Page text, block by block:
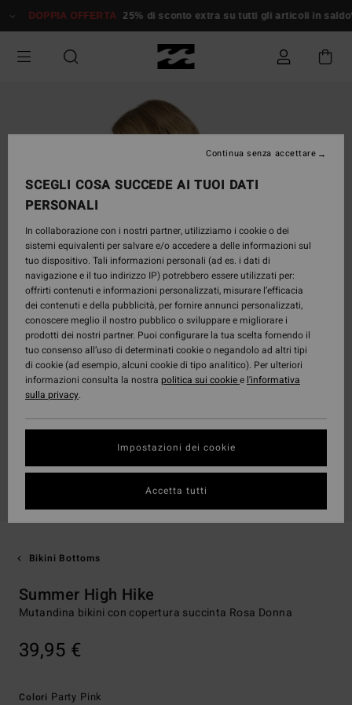
alle
prodotto
DOPPIA OFFERTA 25% di sconto extra su tutti gli articoli in saldo*
Bikini Bottoms
Summer High Hike
Mutandina bikini con copertura succinta Rosa Donna
39,95 €
Colori Party Pink
SCEGLI COSA SUCCEDE AI TUOI DATI
PERSONALI
In collaborazione con i nostri partner, utilizziamo i cookie o dei
sistemi equivalenti per salvare e/o accedere a delle informazioni sul
tuo dispositivo. Tali informazioni personali (ad es. i dati di
navigazione e il tuo indirizzo IP) potrebbero essere utilizzati per:
offrirti contenuti e informazioni personalizzati, misurare l’efficacia
dei contenuti e della pubblicità, per fornire annunci personalizzati,
conoscere meglio il nostro pubblico o sviluppare e migliorare i
prodotti dei nostri partner. Puoi configurare la tua scelta fornendo il
tuo consenso all’uso di determinati cookie o negandolo ad altri tipi
di cookie (ad esempio, alcuni cookie di tipo analitico). Per ulteriori
informazioni consulta la nostra politica sui cookiee l'informativa
sulla privacy.
Impostazioni dei cookie
Continua senza accettare
Accetta tutti